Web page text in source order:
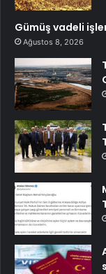
Gümüş vadeli
Ağustos 8, 2026